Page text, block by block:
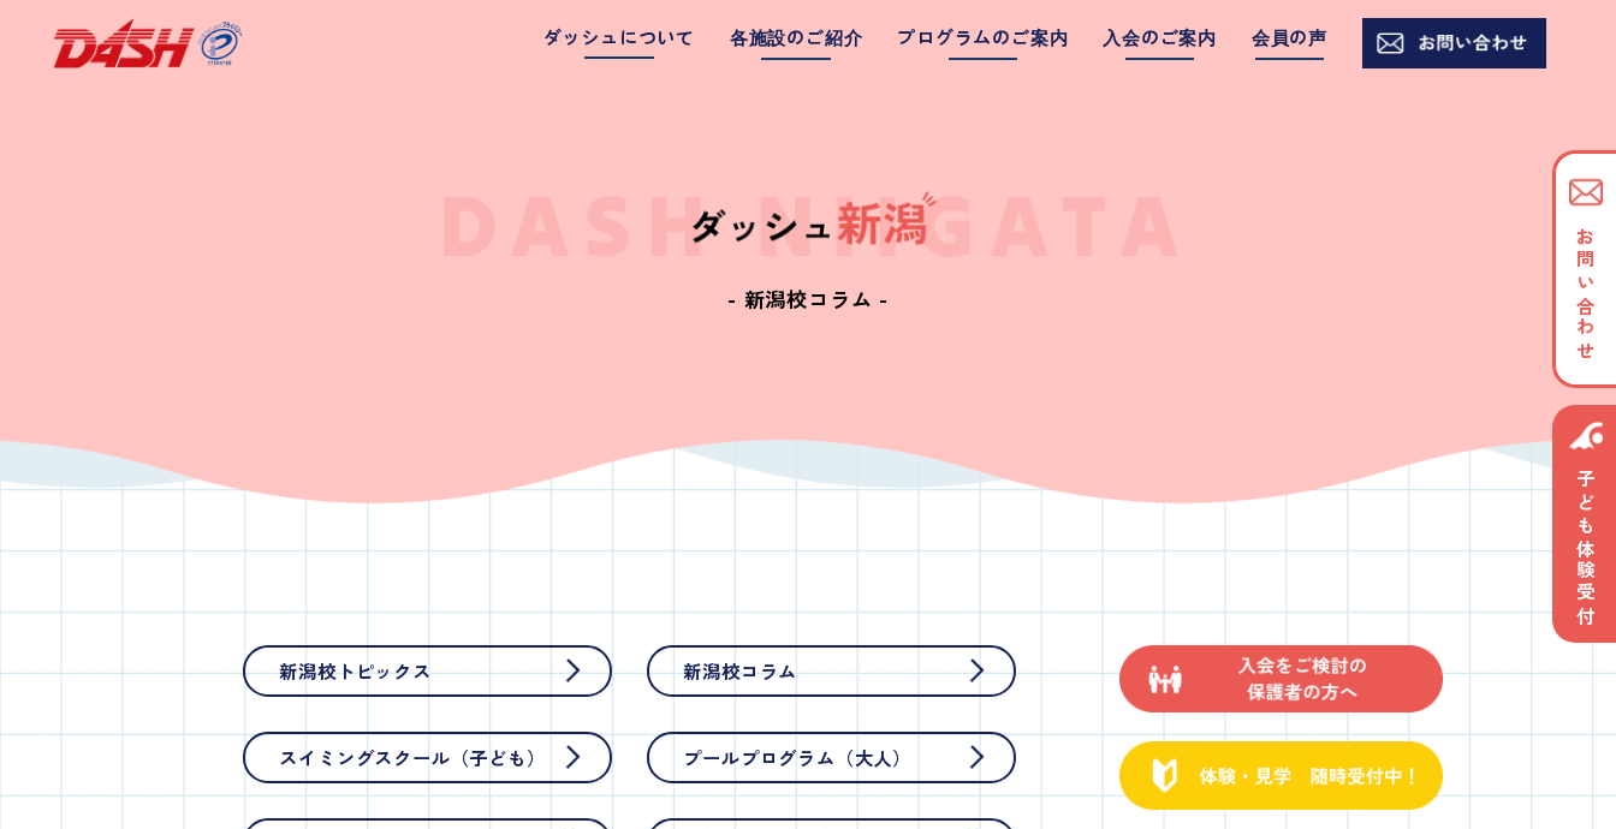
ダッシュについて 各施設のご紹介 プログラムのご案内 入会のご案内 会員の声
- 新潟校コラム - お問い合わせ
子ども体験受付
新潟校トピックス 新潟校コラム
スイミングスクール（子ども） プールプログラム（大人）